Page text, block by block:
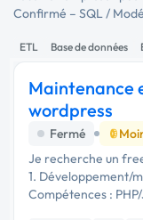
Confirmé – SQL /
ETL Base de données
Maintenance
wordpress
Fermé
Je recherche un
1. Développement/
Compétences :